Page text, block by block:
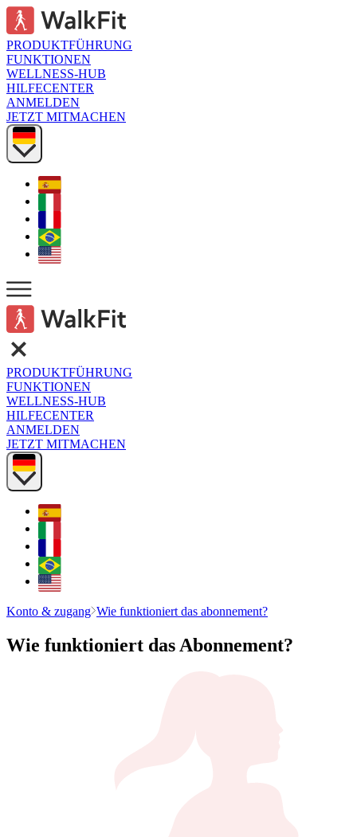
PRODUKTFÜHRUNG
FUNKTIONEN
WELLNESS-HUB
HILFECENTER
ANMELDEN
JETZT MITMACHEN
PRODUKTFÜHRUNG
FUNKTIONEN
WELLNESS-HUB
HILFECENTER
ANMELDEN
JETZT MITMACHEN
Konto & zugang Wie funktioniert das abonnement?
Wie funktioniert das Abonnement?